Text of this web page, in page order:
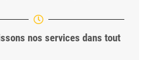
nos services dans tout